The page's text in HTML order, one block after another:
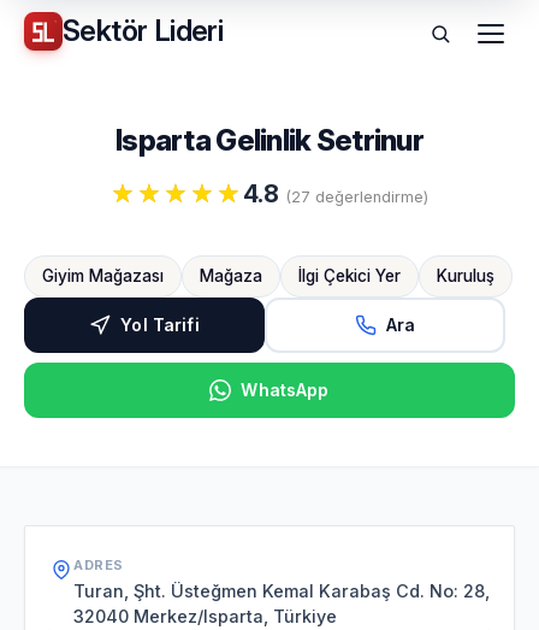
Sektör Lideri Menü
Isparta Gelinlik Setrinur
4.8 (27 değerlendirme)
Giyim Mağazası Mağaza İlgi Çekici Yer Kuruluş
Yol Tarifi Ara
WhatsApp
ADRES
Turan, Şht. Üsteğmen Kemal Karabaş Cd. No: 28,
32040 Merkez/Isparta, Türkiye